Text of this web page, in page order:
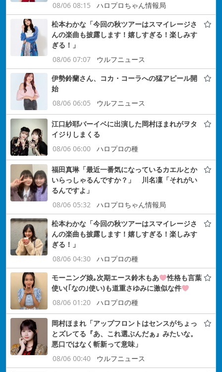
08/06 08:15
ハロプロちゃん情報局
松本わかな「今回の秋ツアーはスマイレージさ
んの楽曲も披露します！嬉しすぎる！楽しみす
ぎる！」
08/06 07:07
ウルフニュース
伊勢鈴蘭さん、コカ・コーラへの猛アピール開
始
08/06 06:05
ウルフニュース
江口紗耶バーイベに出演した岡村ほまれがヲタ
イジりしまくる
08/06 06:00
ハロプロの種
福田真琳「最近一番気になっているカエルとか
いらっしゃるんですか？」 川名凜「それがい
るんですよ」
08/06 05:32
ハロプロちゃん情報局
松本わかな「今回の秋ツアーはスマイレージさ
んの楽曲も披露します！嬉しすぎる！楽しみす
ぎる！」
08/06 04:30
ハロプロの種
モーニング娘｡次期エース鈴木もあ
性格も言葉
使い(｢なの｣使い)も道重さゆみに激似な件
08/06 01:20
ハロプロの種
岡村ほまれ「アップフロントはセンスがちょっ
とズレてる『あ、これ選ぶんだぁ』みたいな。
悪口ではなく斬新って意味」
08/06 00:40
ウルフニュース